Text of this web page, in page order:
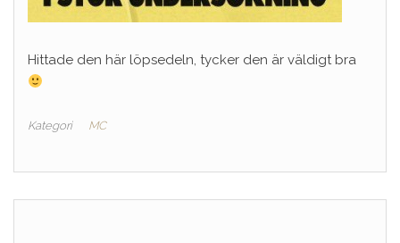
Hittade den här löpsedeln, tycker den är väldigt bra
Kategori MC